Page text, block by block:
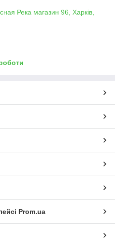
Река магазин 96, Харків,
Prom.ua